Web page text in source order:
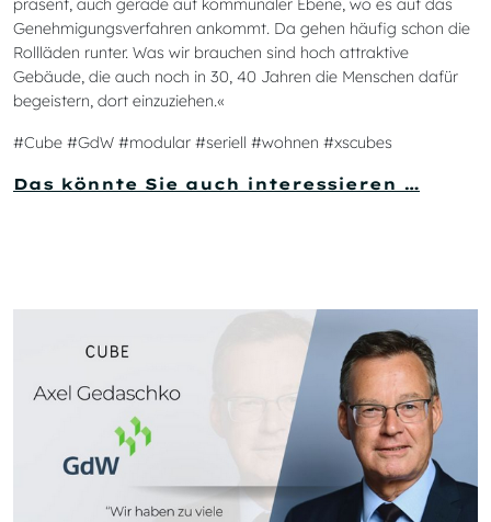
präsent, auch gerade auf kommunaler Ebene, wo es auf das
Genehmigungsverfahren ankommt. Da gehen häufig schon die
Rollläden runter. Was wir brauchen sind hoch attraktive
Gebäude, die auch noch in 30, 40 Jahren die Menschen dafür
begeistern, dort einzuziehen.«
#Cube #GdW #modular #seriell #wohnen #xscubes
Das könnte Sie auch interessieren …